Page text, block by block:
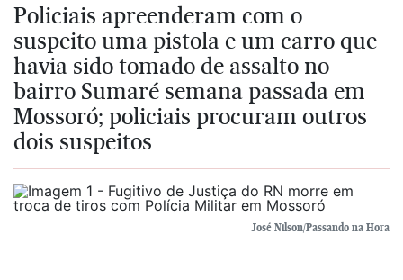
Policiais apreenderam com o
suspeito uma pistola e um carro que
havia sido tomado de assalto no
bairro Sumaré semana passada em
Mossoró; policiais procuram outros
dois suspeitos
José Nilson/Passando na Hora